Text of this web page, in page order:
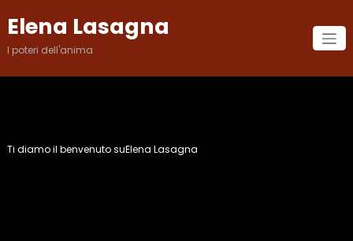
contenuto
Elena Lasagna
I poteri dell'anima
Ti diamo il benvenuto suElena Lasagna